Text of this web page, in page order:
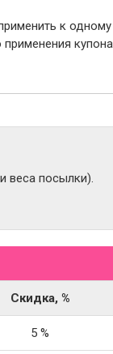
к
веса посылки).
Скидка, %
5 %